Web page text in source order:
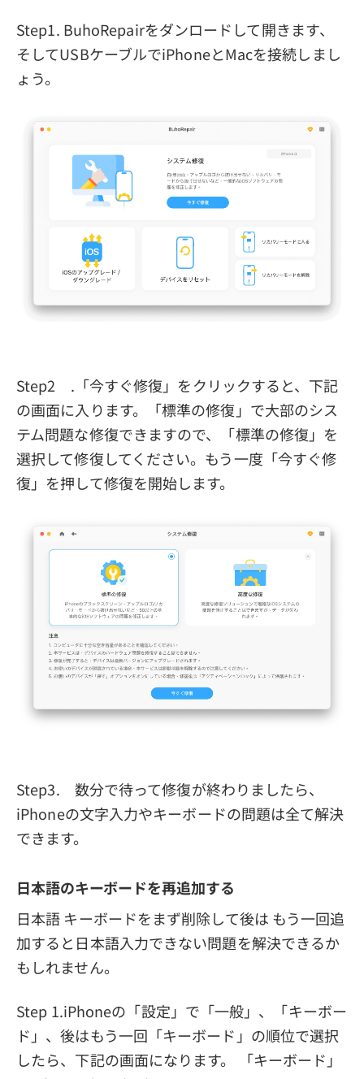
Step1. BuhoRepairをダンロードして開きます、
そしてUSBケーブルでiPhoneとMacを接続しまし
ょう。
Step2 .「今すぐ修復」をクリックすると、下記
の画面に入ります。「標準の修復」で大部のシス
テム問題な修復できますので、「標準の修復」を
選択して修復してください。もう一度「今すぐ修
復」を押して修復を開始します。
Step3. 数分で待って修復が終わりましたら、
iPhoneの文字入力やキーボードの問題は全て解決
できます。
日本語のキーボードを再追加する
日本語 キーボードをまず削除して後は もう一回追
加すると日本語入力できない問題を解決できるか
もしれません。
Step 1.iPhoneの「設定」で「一般」、「キーボー
ド」、後はもう一回「キーボード」の順位で選択
したら、下記の画面になります。 「キーボード」